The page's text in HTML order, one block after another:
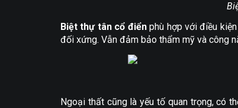
Biệt thự tân cổ điểnphù hợp với điều
đối xứng. Vẫn đảm bảo thẩm mỹ và công
Ngoại thất cũng là yếu tố quan trọng, có